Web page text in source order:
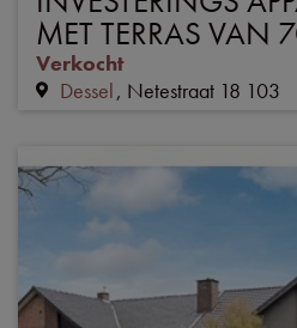
MET TERRAS VAN
Verkocht
Dessel Netestraat 18 103